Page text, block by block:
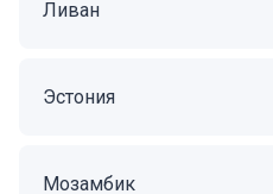
Ливан
Эстония
Мозамбик